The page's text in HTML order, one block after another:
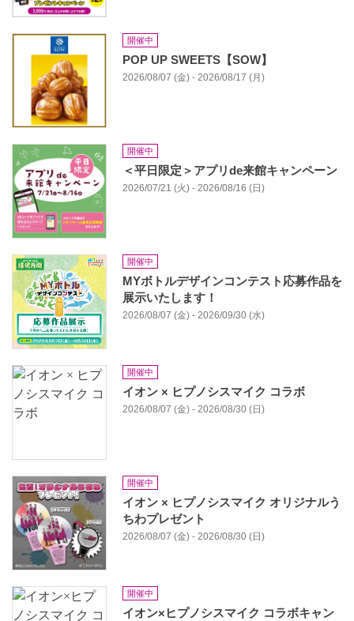
開催中
POP UP SWEETS【SOW】
2026/08/07 (金) - 2026/08/17 (月)
開催中
＜平日限定＞アプリde来館キャンペーン
2026/07/21 (火) - 2026/08/16 (日)
開催中
MYボトルデザインコンテスト応募作品を
展⽰いたします！
2026/08/07 (金) - 2026/09/30 (水)
開催中
イオン × ヒプノシスマイク コラボ
2026/08/07 (金) - 2026/08/30 (日)
開催中
イオン × ヒプノシスマイク オリジナルう
ちわプレゼント
2026/08/07 (金) - 2026/08/30 (日)
開催中
イオン×ヒプノシスマイク コラボキャン